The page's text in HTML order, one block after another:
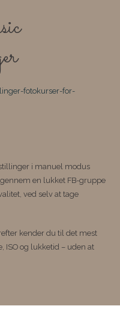
i manuel modus
en lukket FB-gruppe
ved selv at tage
kender du til det mest
ISO og lukketid – uden at